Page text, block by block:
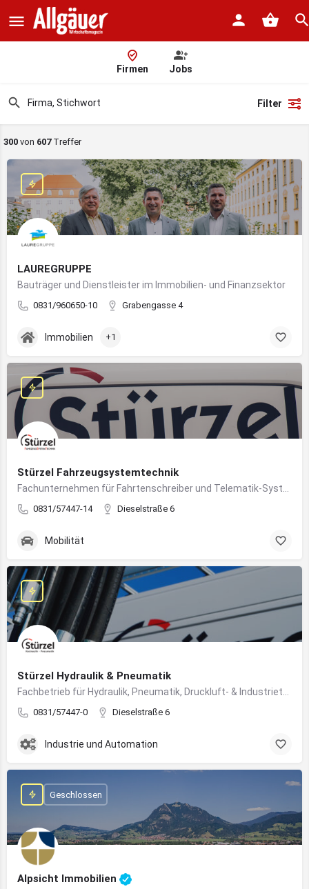
Firmen Jobs
Filter
300 von 607Treffer
LAUREGRUPPE
Bauträger und Dienstleister im Immobilien- und Finanzsektor
0831/960650-10 Grabengasse 4
Immobilien +1
Stürzel Fahrzeugsystemtechnik
0831/57447-14 Dieselstraße 6
Mobilität
Stürzel Hydraulik & Pneumatik
0831/57447-0 Dieselstraße 6
Industrie und Automation
Alpsicht Immobilien
Geschlossen